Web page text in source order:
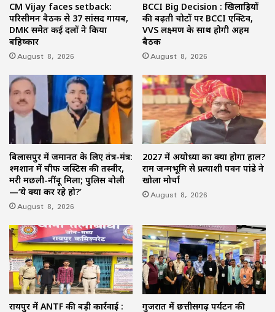
CM Vijay faces setback:
परिसीमन बैठक से 37 सांसद गायब,
DMK समेत कई दलों ने किया
बहिष्कार
August 8, 2026
BCCI Big Decision : खिलाड़ियों
की बढ़ती चोटों पर BCCI एक्टिव,
VVS लक्ष्मण के साथ होगी अहम
बैठक
August 8, 2026
बिलासपुर में जमानत के लिए तंत्र-मंत्र:
श्मशान में चीफ जस्टिस की तस्वीर,
मरी मछली-नींबू मिला; पुलिस बोली
—‘ये क्या कर रहे हो?’
August 8, 2026
2027 में अयोध्या का क्या होगा हाल?
राम जन्मभूमि से प्रत्याशी पवन पांडे ने
खोला मोर्चा
August 8, 2026
रायपुर में ANTF की बड़ी कार्रवाई :
गुजरात में छत्तीसगढ़ पर्यटन की